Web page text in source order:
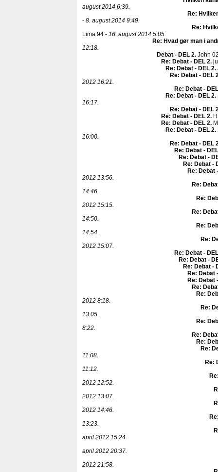
august 2014 6:39.
Re:
- 8. august 2014 9:49.
Re:
Lima 94 - 16. august 2014 5:05.
Re: Hvad gør man i
12:18.
Debat - DEL 2. John
Re: Debat - DEL 2.
Re: Debat - DEL 2.
Re: Debat - DEL
2012 16:21.
Re: Debat -
Re: Debat - DEL 2.
16:17.
Re: Debat - DEL
Re: Debat - DEL 2.
Re: Debat - DEL 2.
Re: Debat - DEL 2.
16:00.
Re: Debat - DEL
Re: Debat -
Re: Debat -
Re: Debat -
Re: Debat
2012 13:56.
Re:
14:46.
Re:
2012 15:15.
Re:
14:50.
Re:
14:54.
Re:
2012 15:07.
Re: Debat -
Re: Debat -
Re: Debat -
Re: Debat
Re: Debat
Re:
Re:
2012 8:18.
Re:
13:05.
Re:
8:22.
Re:
Re:
Re:
11:08.
Re:
11:12.
2012 12:52.
2012 13:07.
2012 14:46.
13:23.
april 2012 15:24.
april 2012 20:37.
2012 21:58.